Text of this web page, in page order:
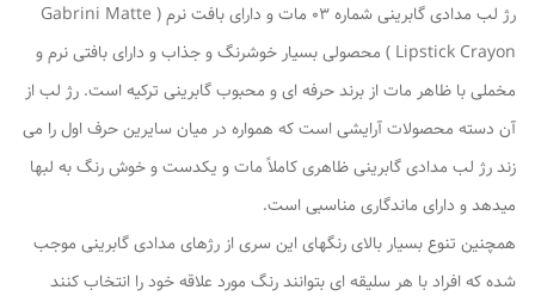
رژ لب مدادی گابرینی شماره 03 مات و دارای بافت نرم ( Gabrini Matte
Lipstick Crayon ) محصولی بسیار خوشرنگ و جذاب و دارای بافتی نرم و
مخملی با ظاهر مات از برند حرفه ای و محبوب گابرینی ترکیه است. رژ لب از
آن دسته محصولات آرایشی است که همواره در میان سایرین حرف اول را می
زند رژ لب مدادی گابرینی ظاهری کاملاً مات و یکدست و خوش رنگ به لبها
میدهد و دارای ماندگاری مناسبی است.
همچنین تنوع بسیار بالای رنگهای این سری از رژهای مدادی گابرینی موجب
شده که افراد با هر سلیقه ای بتوانند رنگ مورد علاقه خود را انتخاب کنند